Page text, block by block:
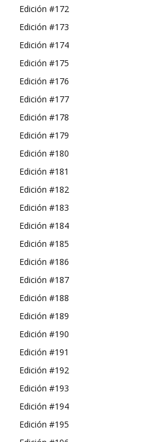
Edición #172
Edición #173
Edición #174
Edición #175
Edición #176
Edición #177
Edición #178
Edición #179
Edición #180
Edición #181
Edición #182
Edición #183
Edición #184
Edición #185
Edición #186
Edición #187
Edición #188
Edición #189
Edición #190
Edición #191
Edición #192
Edición #193
Edición #194
Edición #195